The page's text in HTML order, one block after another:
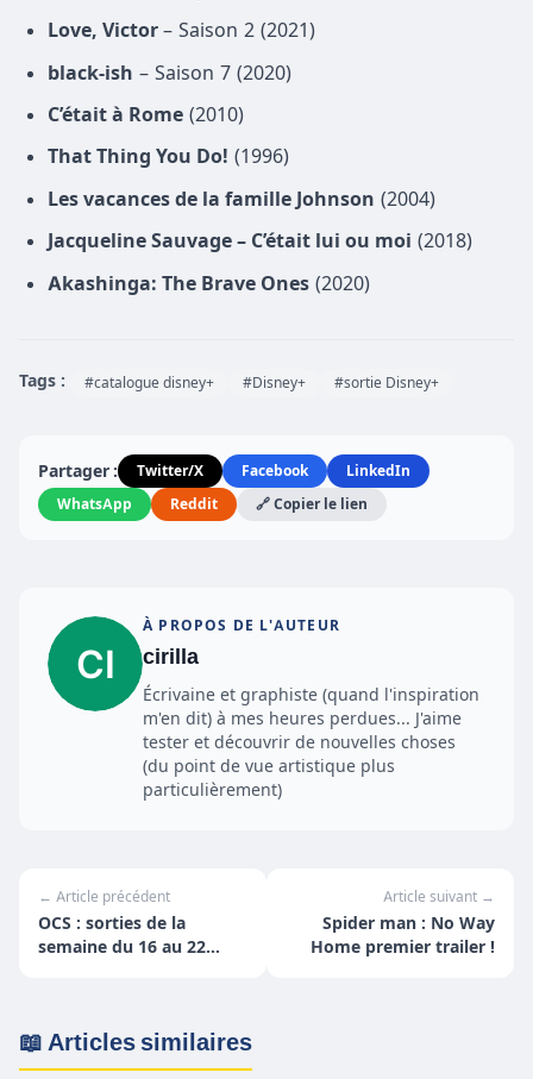
Love, Victor – Saison 2 (2021)
black-ish – Saison 7 (2020)
C’était à Rome (2010)
That Thing You Do! (1996)
Les vacances de la famille Johnson (2004)
Jacqueline Sauvage – C’était lui ou moi (2018)
Akashinga: The Brave Ones (2020)
Tags : #catalogue disney+ #Disney+ #sortie Disney+
Partager : Twitter/X Facebook
LinkedIn
WhatsApp
Reddit 🔗 Copier le lien
À PROPOS DE L'AUTEUR
cirilla
Écrivaine et graphiste (quand l'inspiration
m'en dit) à mes heures perdues... J'aime
tester et découvrir de nouvelles choses
(du point de vue artistique plus
particulièrement)
← Article précédent
OCS : sorties de la
semaine du 16 au 22
Article suivant →
Spider man : No Way
Home premier trailer !
📖 Articles similaires